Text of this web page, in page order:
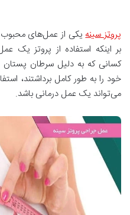
پروتز سینهیکی از عمل‌های محبوب
بر اینکه استفاده از پروتز یک
کسانی که به دلیل سرطان پستان
خود را به طور کامل برداشتند،
می‌تواند یک عمل درمانی باشد.